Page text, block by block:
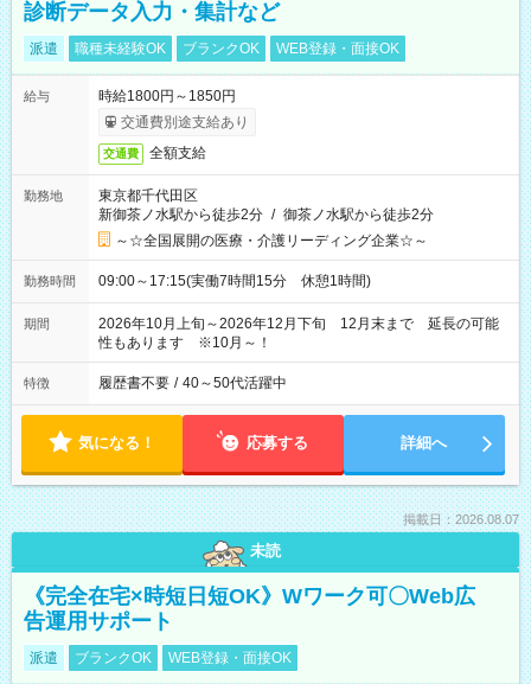
診断データ入力・集計など
派遣 職種未経験OK ブランクOK WEB登録・面接OK
給与
時給1800円～1850円
交通費別途支給あり
交通費 全額支給
勤務地
東京都千代田区
新御茶ノ水駅から徒歩2分 / 御茶ノ水駅から徒歩2分
～☆全国展開の医療・介護リーディング企業☆～
勤務時間 09:00～17:15(実働7時間15分 休憩1時間)
期間
2026年10月上旬～2026年12月下旬 12月末まで 延長の可能
性もあります ※10月～！
特徴 履歴書不要 / 40～50代活躍中
気になる！ 応募する 詳細へ
掲載日：2026.08.07
未読
《完全在宅×時短日短OK》Wワーク可〇Web広
告運用サポート
派遣 ブランクOK WEB登録・面接OK